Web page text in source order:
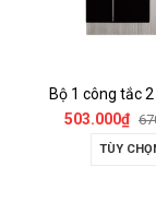
503.000₫ 670.000₫
TÙY CHỌN